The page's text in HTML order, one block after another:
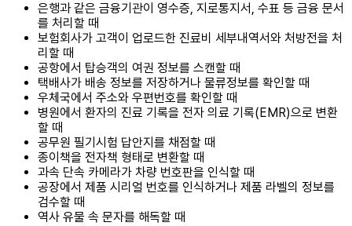
은행과 같은 금융기관이 영수증, 지로통지서, 수표 등 금융 문서
를 처리할 때
보험회사가 고객이 업로드한 진료비 세부내역서와 처방전을 처
리할 때
공항에서 탑승객의 여권 정보를 스캔할 때
택배사가 배송 정보를 저장하거나 물류정보를 확인할 때
우체국에서 주소와 우편번호를 확인할 때
병원에서 환자의 진료 기록을 전자 의료 기록(EMR)으로 변환
할 때
공무원 필기시험 답안지를 채점할 때
종이책을 전자책 형태로 변환할 때
과속 단속 카메라가 차량 번호판을 인식할 때
공장에서 제품 시리얼 번호를 인식하거나 제품 라벨의 정보를
검수할 때
역사 유물 속 문자를 해독할 때